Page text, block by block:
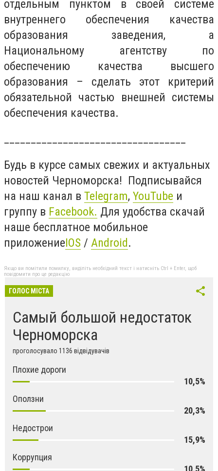
отдельным пунктом в своей системе
внутреннего обеспечения качества
образования заведения, а
Национальному агентству по
обеспечению качества высшего
образования – сделать этот критерий
обязательной частью внешней системы
обеспечения качества.
Будь в курсе самых свежих и актуальных
новостей Черноморска! Подписывайся
на наш канал в Telegram, YouTube и
группу в Facebook. Для удобства скачай
наше бесплатное мобильное
приложениеIOS / Android.
Якщо ви помітили помилку, виділіть необхідний текст і натисніть Ctrl + Enter, щоб
повідомити про це редакцію
ГОЛОС МІСТА
Самый большой недостаток
Черноморска
проголосувало 1136 відвідувачів
Плохие дороги
10,5%
Оползни
20,3%
Недострои
15,9%
Коррупция